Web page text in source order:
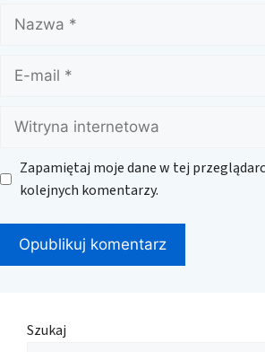
Nazwa
mail
Witryna
internetowa
Zapamiętaj moje dane w tej
kolejnych komentarzy.
Szukaj